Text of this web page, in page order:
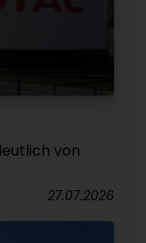
von
27.07.2026